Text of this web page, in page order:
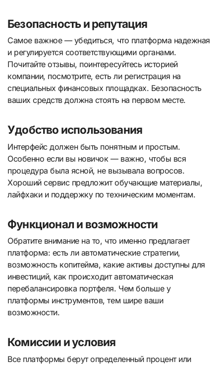
Безопасность и репутация
Самое важное — убедиться, что платформа надежная
и регулируется соответствующими органами.
Почитайте отзывы, поинтересуйтесь историей
компании, посмотрите, есть ли регистрация на
специальных финансовых площадках. Безопасность
ваших средств должна стоять на первом месте.
Удобство использования
Интерфейс должен быть понятным и простым.
Особенно если вы новичок — важно, чтобы вся
процедура была ясной, не вызывала вопросов.
Хороший сервис предложит обучающие материалы,
лайфхаки и поддержку по техническим моментам.
Функционал и возможности
Обратите внимание на то, что именно предлагает
платформа: есть ли автоматические стратегии,
возможность копитейма, какие активы доступны для
инвестиций, как происходит автоматическая
перебалансировка портфеля. Чем больше у
платформы инструментов, тем шире ваши
возможности.
Комиссии и условия
Все платформы берут определенный процент или